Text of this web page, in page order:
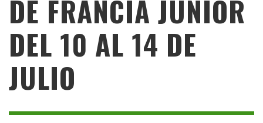
DE FRANCIA JÚNIOR
DEL 10 AL 14 DE
JULIO